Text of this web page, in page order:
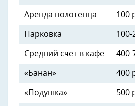
Аренда полотенца 100
Парковка 100-
Средний счет в кафе 400-
«Банан» 400
«Подушка» 500